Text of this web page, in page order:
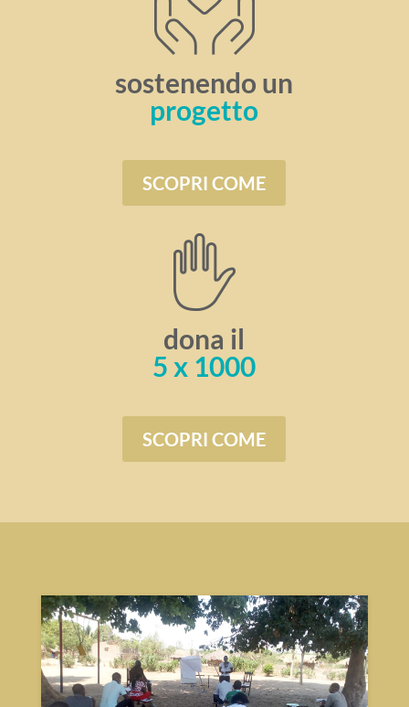
sostenendo un
progetto
SCOPRI COME
dona il
5 x 1000
SCOPRI COME